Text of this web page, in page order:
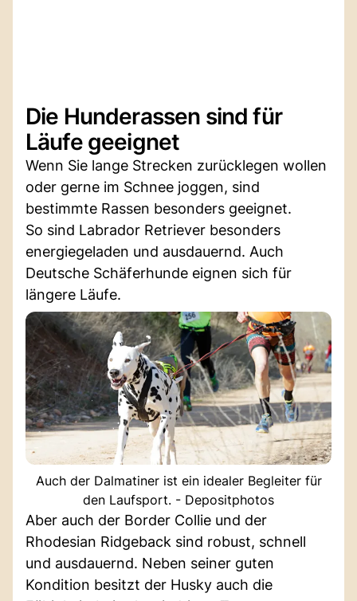
Die Hunderassen sind für
Läufe geeignet
Wenn Sie lange Strecken zurücklegen wollen
oder gerne im Schnee joggen, sind
bestimmte Rassen besonders geeignet.
So sind Labrador Retriever besonders
energiegeladen und ausdauernd. Auch
Deutsche Schäferhunde eignen sich für
längere Läufe.
Auch der Dalmatiner ist ein idealer Begleiter für
den Laufsport. - Depositphotos
Aber auch der Border Collie und der
Rhodesian Ridgeback sind robust, schnell
und ausdauernd. Neben seiner guten
Kondition besitzt der Husky auch die